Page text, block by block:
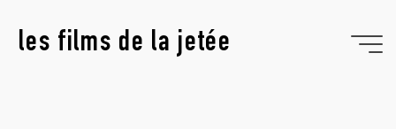
contenu
les films de la jetée